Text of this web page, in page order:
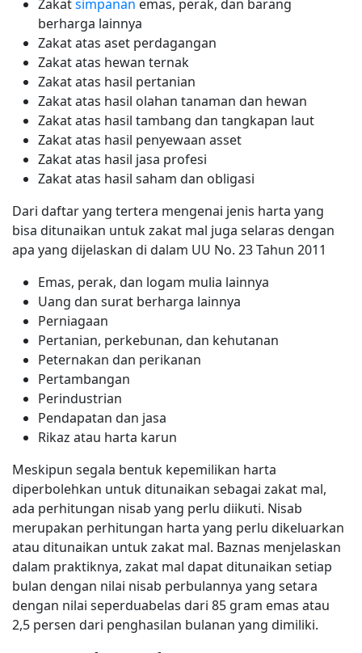
Zakatsimpanan emas, perak, dan barang
berharga lainnya
Zakat atas aset perdagangan
Zakat atas hewan ternak
Zakat atas hasil pertanian
Zakat atas hasil olahan tanaman dan hewan
Zakat atas hasil tambang dan tangkapan laut
Zakat atas hasil penyewaan asset
Zakat atas hasil jasa profesi
Zakat atas hasil saham dan obligasi
Dari daftar yang tertera mengenai jenis harta yang
bisa ditunaikan untuk zakat mal juga selaras dengan
apa yang dijelaskan di dalam UU No. 23 Tahun 2011
Emas, perak, dan logam mulia lainnya
Uang dan surat berharga lainnya
Perniagaan
Pertanian, perkebunan, dan kehutanan
Peternakan dan perikanan
Pertambangan
Perindustrian
Pendapatan dan jasa
Rikaz atau harta karun
Meskipun segala bentuk kepemilikan harta
diperbolehkan untuk ditunaikan sebagai zakat mal,
ada perhitungan nisab yang perlu diikuti. Nisab
merupakan perhitungan harta yang perlu dikeluarkan
atau ditunaikan untuk zakat mal. Baznas menjelaskan
dalam praktiknya, zakat mal dapat ditunaikan setiap
bulan dengan nilai nisab perbulannya yang setara
dengan nilai seperduabelas dari 85 gram emas atau
2,5 persen dari penghasilan bulanan yang dimiliki.